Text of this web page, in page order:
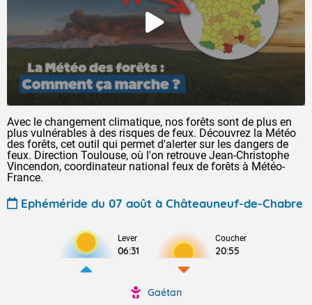
Avec le changement climatique, nos forêts sont de plus en
plus vulnérables à des risques de feux. Découvrez la Météo
des forêts, cet outil qui permet d'alerter sur les dangers de
feux. Direction Toulouse, où l'on retrouve Jean-Christophe
Vincendon, coordinateur national feux de forêts à Météo-
France.
Ephéméride du 07 août à Châteauneuf-de-Chabre
Lever
06:31
Coucher
20:55
Gaétan